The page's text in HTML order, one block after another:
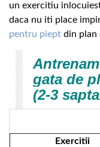
un exercitiu
daca nu iti place
pentru piept din plan
gata de
(2-3
Exercitii